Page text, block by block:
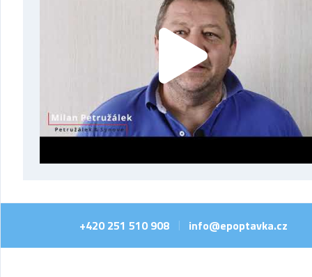
+420 251 510 908 info@epoptavka.cz